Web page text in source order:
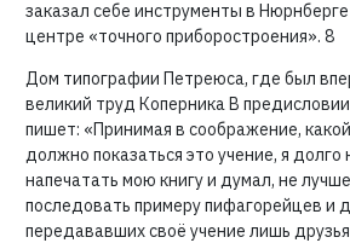
Дом типографии Петреюса, где был
великий труд Коперника В
пишет: «Принимая в соображение,
должно показаться это учение, я долго
напечатать мою книгу и думал, не
последовать примеру пифагорейцев и
передававших своё учение лишь